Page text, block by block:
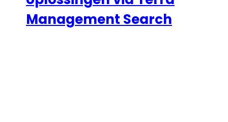
Management Search